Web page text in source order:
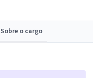
Sobre o cargo